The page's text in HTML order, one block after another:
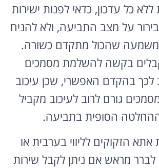
כל עדכון, כדאי לפנות ישירות
על מצב התביעה, ולא להניח
שהכול מתקדם כשורה.
בקשה להשלמת מסמכים
לכך בהקדם האפשרי, שכן עיכוב
גורם לרוב לעיכוב מקביל
הסופית בתביעה.
אתא הזקוקים לליווי בערבית או
לברר מראש אם ניתן לקבל שירות